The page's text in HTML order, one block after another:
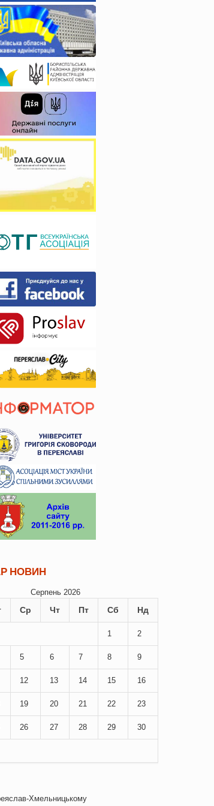
НОВИН
Серпень 2026
Ср Чт Пт Сб Нд
1 2
5 6 7 8 9
12 13 14 15 16
19 20 21 22 23
26 27 28 29 30
Хмельницькому